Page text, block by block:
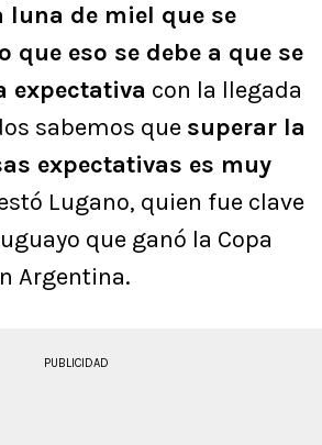
luna de miel que se
que eso se debe a que se
expectativa con la llegada
sabemos que superar la
expectativas es muy
Lugano, quien fue clave
que ganó la Copa
Argentina.
PUBLICIDAD